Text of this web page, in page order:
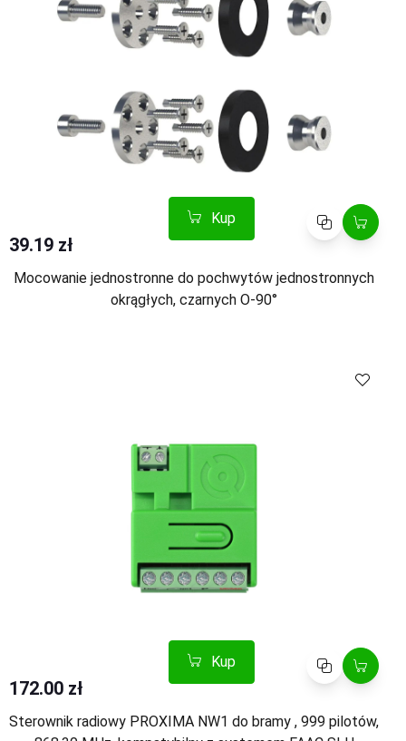
Kup Porównaj
39.19 zł
Mocowanie jednostronne do pochwytów jednostronnych
okrągłych, czarnych O-90°
Kup Porównaj
172.00 zł
Sterownik radiowy PROXIMA NW1 do bramy , 999 pilotów,